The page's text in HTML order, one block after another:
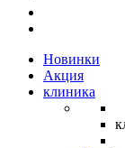
Новинки
Акция
клиника